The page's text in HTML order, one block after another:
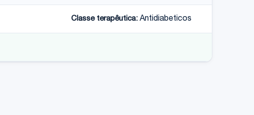
Classe terapêutica: Antidiabeticos